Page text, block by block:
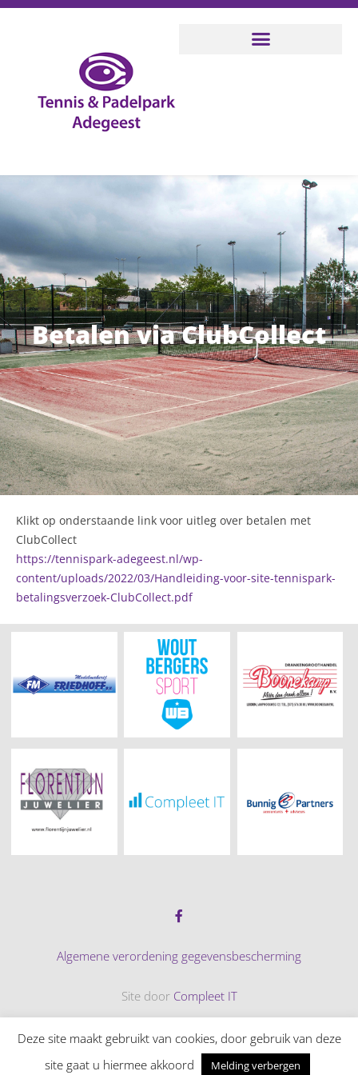
Betalen via ClubCollect
Klikt op onderstaande link voor uitleg over betalen met
ClubCollect
https://tennispark-adegeest.nl/wp-
content/uploads/2022/03/Handleiding-voor-site-tennispark-
betalingsverzoek-ClubCollect.pdf
Algemene verordening gegevensbescherming
Site door Compleet IT
© 2026 Tennispark Adegeest
Deze site maakt gebruikt van cookies, door gebruik van deze
site gaat u hiermee akkoord
Melding verbergen